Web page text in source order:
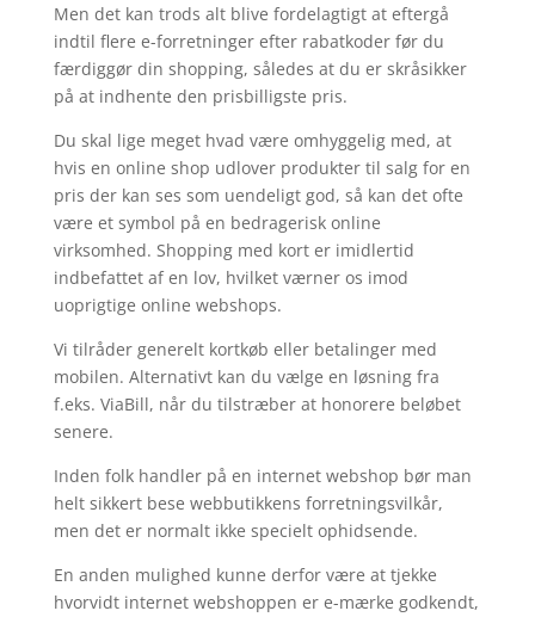
Men det kan trods alt blive fordelagtigt at eftergå
indtil flere e-forretninger efter rabatkoder før du
færdiggør din shopping, således at du er skråsikker
på at indhente den prisbilligste pris.
Du skal lige meget hvad være omhyggelig med, at
hvis en online shop udlover produkter til salg for en
pris der kan ses som uendeligt god, så kan det ofte
være et symbol på en bedragerisk online
virksomhed. Shopping med kort er imidlertid
indbefattet af en lov, hvilket værner os imod
uoprigtige online webshops.
Vi tilråder generelt kortkøb eller betalinger med
mobilen. Alternativt kan du vælge en løsning fra
f.eks. ViaBill, når du tilstræber at honorere beløbet
senere.
Inden folk handler på en internet webshop bør man
helt sikkert bese webbutikkens forretningsvilkår,
men det er normalt ikke specielt ophidsende.
En anden mulighed kunne derfor være at tjekke
hvorvidt internet webshoppen er e-mærke godkendt,